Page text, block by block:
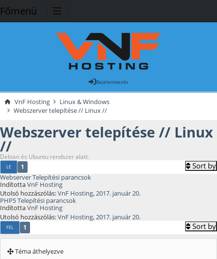
Főmenü
Bejelentkezés
VnF Hosting
Linux & Windows
Webszerver telepítése // Linux //
Webszerver telepítése // Linux
//
Debian és Ubuntu rendszer alatt.
LE 1 Sort by
Webserver Telepítési parancsok
IndítottaVnF Hosting
Utolsó hozzászólás:VnF Hosting,2017. január 20.
PHP5 Telepítési parancsok
IndítottaVnF Hosting
Utolsó hozzászólás:VnF Hosting,2017. január 20.
FEL 1 Sort by
Téma áthelyezve